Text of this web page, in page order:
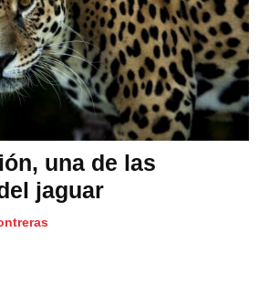
una de las
jaguar